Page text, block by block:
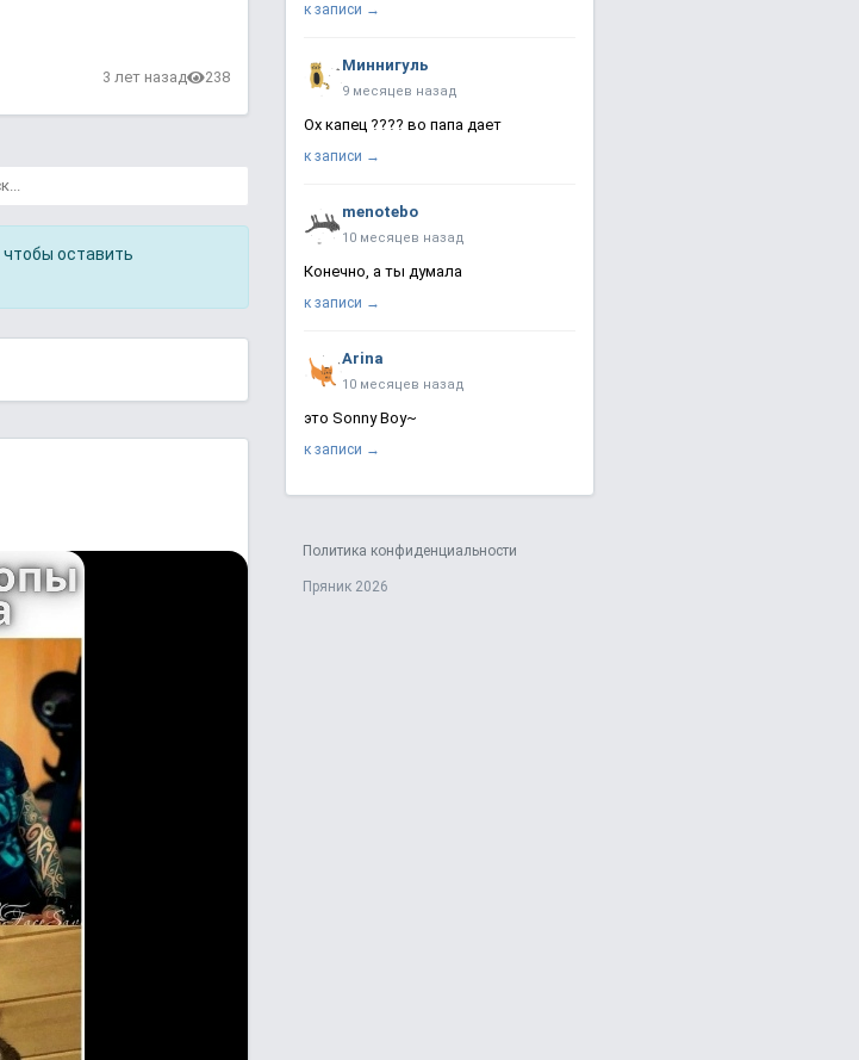
3 лет назад 238
чтобы оставить
к записи →
Миннигуль
9 месяцев назад
Ох капец ???? во папа дает
к записи →
menotebo
10 месяцев назад
Конечно, а ты думала
к записи →
Arina
10 месяцев назад
это Sonny Boy~
к записи →
Политика конфиденциальности
Пряник 2026